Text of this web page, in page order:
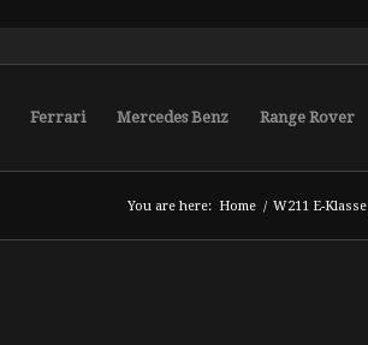
Ferrari Mercedes Benz Range Rover
You are here: Home / W211 E-Klasse